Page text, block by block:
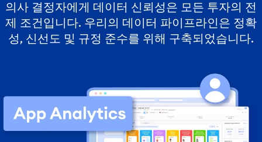
의사 결정자에게 데이터 신뢰성은 모든 투자의 전
제 조건입니다. 우리의 데이터 파이프라인은 정확
성, 신선도 및 규정 준수를 위해 구축되었습니다.